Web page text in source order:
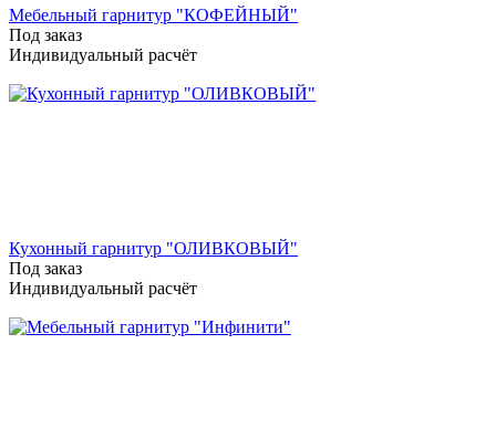
Мебельный гарнитур "КОФЕЙНЫЙ"
Под заказ
Индивидуальный расчёт
Кухонный гарнитур "ОЛИВКОВЫЙ"
Под заказ
Индивидуальный расчёт